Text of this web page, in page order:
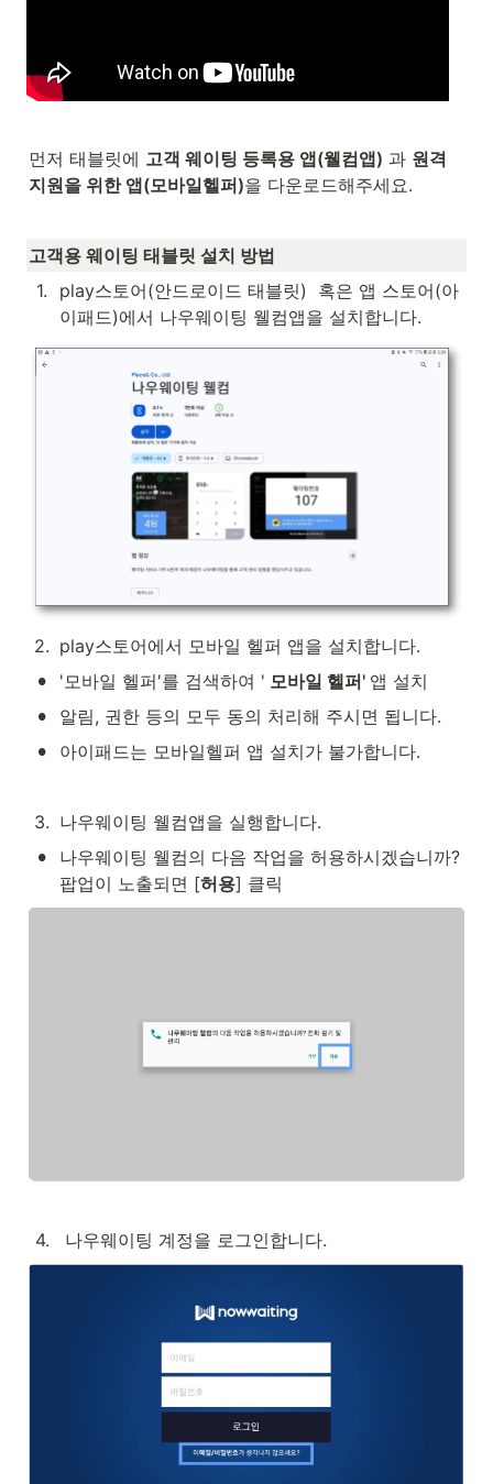
먼저 태블릿에 고객 웨이팅 등록용 앱(웰컴앱) 과 원격
지원을 위한 앱(모바일헬퍼)을 다운로드해주세요.
고객용 웨이팅 태블릿 설치 방법
1.
play스토어(안드로이드 태블릿)  혹은 앱 스토어(아
이패드)에서 나우웨이팅 웰컴앱을 설치합니다.
2. play스토어에서 모바일 헬퍼 앱을 설치합니다.
• '모바일 헬퍼'를 검색하여 ' 모바일 헬퍼' 앱 설치
• 알림, 권한 등의 모두 동의 처리해 주시면 됩니다.
• 아이패드는 모바일헬퍼 앱 설치가 불가합니다.
3. 나우웨이팅 웰컴앱을 실행합니다.
•
나우웨이팅 웰컴의 다음 작업을 허용하시겠습니까?
팝업이 노출되면 [허용] 클릭
4. 나우웨이팅 계정을 로그인합니다.